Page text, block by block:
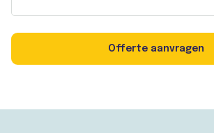
Offerte aanvragen